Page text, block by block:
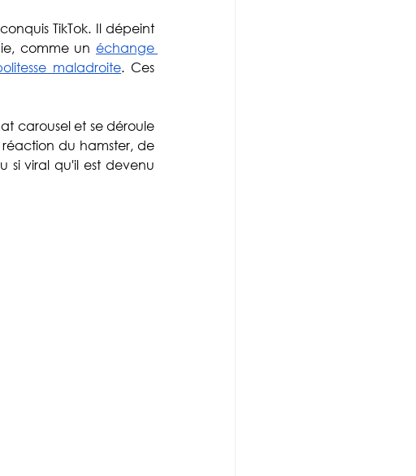
TikTok. Il dépeint
comme un échange
maladroite. Ces
carousel et se déroule
du hamster, de
si viral qu'il est devenu